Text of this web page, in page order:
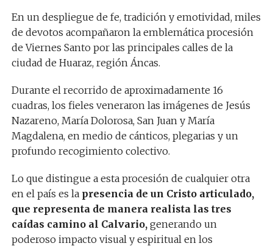
En un despliegue de fe, tradición y emotividad, miles
de devotos acompañaron la emblemática procesión
de Viernes Santo por las principales calles de la
ciudad de Huaraz, región Áncas.
Durante el recorrido de aproximadamente 16
cuadras, los fieles veneraron las imágenes de Jesús
Nazareno, María Dolorosa, San Juan y María
Magdalena, en medio de cánticos, plegarias y un
profundo recogimiento colectivo.
Lo que distingue a esta procesión de cualquier otra
en el país es lapresencia de un Cristo articulado,
que representa de manera realista las tres
caídas camino al Calvario, generando un
poderoso impacto visual y espiritual en los